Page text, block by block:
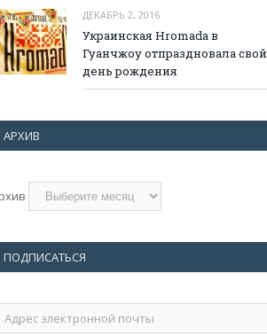
ДЕКАБРЬ 2, 2016
Украинская Hromada в
Гуанчжоу отпраздновала свой
день рождения
АРХИВ
ПОДПИСАТЬСЯ
электронной